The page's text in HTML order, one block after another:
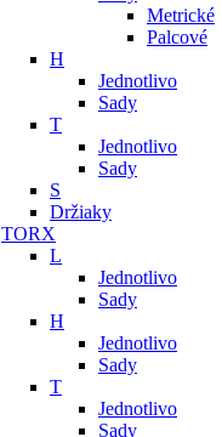
Metrické
Palcové
H
Jednotlivo
Sady
T
Jednotlivo
Sady
S
Držiaky
TORX
L
Jednotlivo
Sady
H
Jednotlivo
Sady
T
Jednotlivo
Sady